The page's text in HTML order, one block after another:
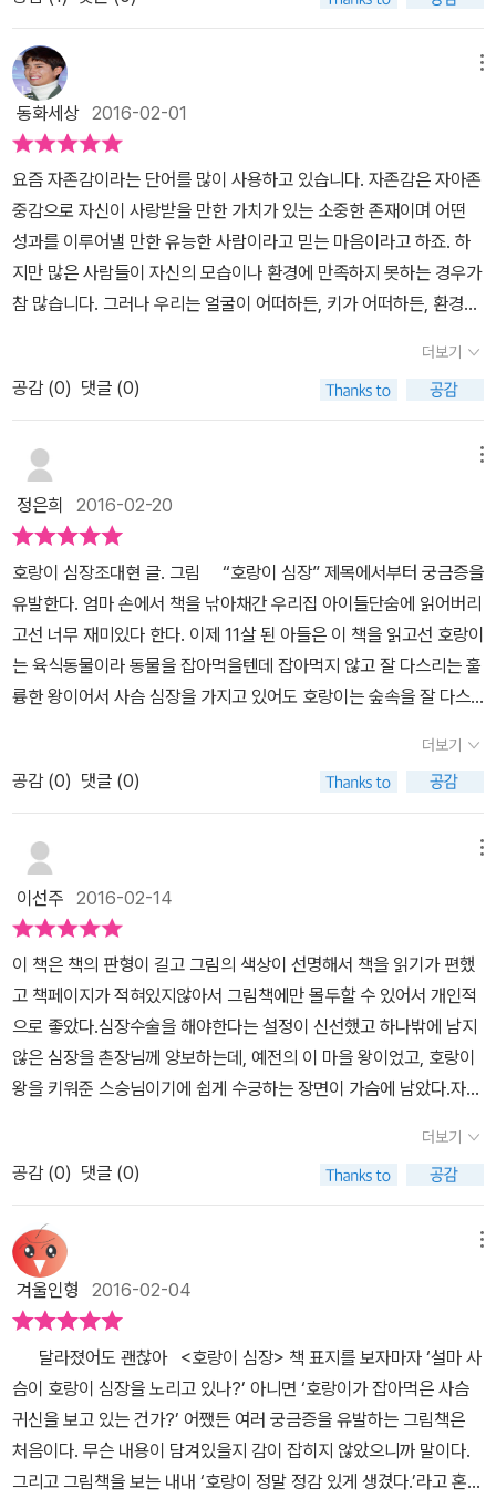
면 실의에 빠지고 심지어 살아갈 힘조차 잃는 경우가 있다. 하지만 달
라진 것은 없다. 오히려 보지 못했던 것들을 보고 있는 것은 아닐까.
호랑이도 예번에 미처 느끼지 못한 것을 알게 되고 보지 못했던 것들
을 보게 된다. 어떠한 모습을 하던 자신을 인정하고 받아들이는 것을
보면서 우리들도 진정한 나의 모습에 대해 생각해 보게 된다.
의 그의 모습을 인정하고 보아주는 것.그렇게 서로를 인정하고 지내
는 것..!!호랑이와 동물 친구들이 주는 교훈은 이랬다.​호랑이와 동물
친구들처럼 서로의 모습 그대로를 인정하고사이좋게 지낸다면 왕따,
은따, 따돌림과 같은 일들은 일어나지 않겠지?정말 이런 세상이 왔으
면 좋겠다. 아이들이 편하게 웃으며 모두 사이좋게 지내는 세상.그래
서 학교폭력이 사라지는 그런 세상. 이 동화책을 읽는 아이들에게호
랑이와 동물 친구들이 주는 따뜻한 마음이 충분히 전달되기를 바란
다.편견없는 예쁜 마음으로 친구들 모두와 사이좋게 지낼 수 있기
를...!!!​
물들이 보는 호랑이의 모습은 동물의 왕 그대로의 위엄함이었다. 위
험에 처한 동물들도 구해주고....부엉이 의사의 뚝심있는 한마디~~~
호랑이 심장이든 사슴 심장이든 상관없어요. 그렇게 우리를 지켜주시
면 되죠..우리는 늘 호랑이님을 왕으로 생각하고 있습니다.
동화세상2016-02-01
요즘 자존감이라는 단어를 많이 사용하고 있습니다. 자존감은 자아존
중감으로 자신이 사랑받을 만한 가치가 있는 소중한 존재이며 어떤
성과를 이루어낼 만한 유능한 사람이라고 믿는 마음이라고 하죠. 하
지만 많은 사람들이 자신의 모습이나 환경에 만족하지 못하는 경우가
참 많습니다. 그러나 우리는 얼굴이 어떠하든, 키가 어떠하든, 환경이
다. 이 광대한 우주에 단 하나뿐인 존재라는 사실 하나만으로도 충분
히 귀한 존재가 아닐까 싶네요. 여기 '어떤 모습이든, 무엇이 달라졌던
그래도 우리는 귀한 존재'라는 사실을 일깨워주는 아주 귀여운 그림
책 한 권이 있습니다. 바로 단비어린이에서 출간된 만화가 조대현 작
에 호랑이 왕이 있었어요. 동물들은 모두 숲 속을 지혜롭게 다스리는
호랑이를 존경했지요. 그러던 어느 날, 가슴이 조여드는 느낌을 받은
호랑이는 숲 속의 의사인 부엉이 박사를 찾아가게 되었습니다. 그런
데 뜻밖에도 호랑이 왕의 심장에 문제가 생겼다는 진단을 받게 됩니
다. 부엉이는 이대로 두면 죽을 수도 있기 때문에 빨리 다른 심장을 이
식해야 한다고 합니다. 하지만 이보다 더 큰 문제가 있어요. 지금 생명
을 이어 가기 위해선 사슴의 심장을 이식해야 하는 것이지요. 하지
만 숲 속의 왕인 호랑이는 사슴 심장을 달고 사는 것이 내키지 않았습
니다. 부엉이는 죽을 때까지 호랑이 왕님이 사슴 심장을 이식받은 사
사슴의 심장을 이식받기로 했어요. 부엉이에게 비밀을 지켜달라는 부
탁도 잊지 않았지요. 수술은 잘 되었고 이제 건강하게 살 수 있게 되었
지만 호랑이는 우울하기만 했어요. 그 때 토끼를 괴롭히는 멧돼지가
보였고 호랑이는 자기도 모르게 멧돼지에게 소리쳐 토끼를 구했습니
다. 늦은 밤, 집에 도착한 호랑이는 집 앞에 자기보다 몸집이 두 배
나 큰 곰을 보고 깜짝 놀랐어요. 하지만 알고보니 곰이 아닌 커다란 바
위였지요. 호랑이는 겁이 많아져서 앞으로 어떻게 살아가야 할지 걱
정이 되었습니다. 몇 날 며칠을 고민하던 호랑이는 사슴 심장을 달고
기하지요. 폭포로 간 호랑이가 다시 한 번 죽음을 결심했을 때 이 모습
을 보게 된 부엉이는 사슴 심장을 갖고 있지만 여전히 호랑이를 왕으
로 생각하고 있다고 했으며, 얼마 전 구해준 토끼 역시 늘 호랑이님을
왕으로 생각하고 있다 하네요. 호랑이 심장이든 사슴 심장이든 상관
없다고 말이죠. 다음 날 숲 속은 여느 날과 같았어요. 호랑이는 동물들
을 잘 지켜 주었고, 숲 속의 동물들은 변함없이 왕을 존경했지요. 호
랑이는 달라진 자신의 심장 때문에 움츠러 들었습니다. 사슴 심장이
갖게 된 뒤로 바위를 보고도 놀랐으니 그럴 만도 하겠지요. 하지만 사
슴의 심장을 갖게 되었다고 해서 호랑이 왕으로서의 지혜가 사라지는
것은 아닙니다. 간혹 아이들은 머리를 자르거나, 이가 빠져 자신의 모
습이 조금 달라지면 다음 날 친구를 만나는 것을 많이 걱정합니다. 달
라진 모습을 보고 친구들이 놀리거나 싫어하게 될까 걱정인거죠. 하
더보기
공감 (0) 댓글 (0)
정은희 2016-02-20
호랑이 심장조대현 글. 그림 “호랑이 심장” 제목에서부터 궁금증을
유발한다. 엄마 손에서 책을 낚아채간 우리집 아이들단숨에 읽어버리
고선 너무 재미있다 한다. 이제 11살 된 아들은 이 책을 읽고선 호랑이
는 육식동물이라 동물을 잡아먹을텐데 잡아먹지 않고 잘 다스리는 훌
륭한 왕이어서 사슴 심장을 가지고 있어도 호랑이는 숲속을 잘 다스
요”. 얘기해 주는데 아들은 이 책을 읽고 못 보던 다른 면을 느끼고 배
운 것에 기뻤다. 호랑이 심장은 숲속의 왕인 호랑이가 심장병이 생겨
심장 이식이 필요한 상황에서 사슴심장을 이식해야 하는 상황에서 호
랑이는 고민을 한다. 왕인 호랑이가 사슴 심장을 가지고 살아야 한다
는 현실에 자존감을 상해하지만 결국 사슴심장을 가지고 살아가야 하
는 길을 선택한다.사슴심장 이식 후 무서움이 늘어난 호랑이는 죽기
로 결심하는데 부엉이 박사와 토끼는 호랑이 왕으로서 보고 있었다.
호랑이가 사슴 심장을 가지고 있어도 숲속 동물들에게는 호랑이 왕으
로서 달라진 건 없는 것이다. 결국 호랑이는 사슴심장을 가지고 있지
만 좋은 왕으로서 동물들을 더 잘 보살폈다. 심장이식이라는 단어가
다소 생소할 수도 있는데 장기 이식이라는 것에 대해 아이들은 얼마
나 느끼고 있을까? 이해하기에 따라 선뜻 받아들이기 힘들 수도 있는
데, 호랑이가 사슴 심장을 이식해서 살아가는 것으로 이해하기 쉽게
받아들일 수 있게 되었다. 우리 아이들은 부엉이 박사가 의사인것도
한 왕으로서 온화한 표정, 심장병을 알고 고민하는 모습, 사슴심장 이
식 수술하면서도 자존감을 지키려고 걱정하는 모습, 토끼를 괴롭히는
멧돼지를 혼내주는 왕으로서의 모습, 사슴심장을 이식 후 겁이 많아
진 모습 등이 잘 묘사되어 있다. 사슴심장을 가진 호랑이에게 토끼는
'우리는 늘 호랑이님을 우리의 왕으로 생각하고 있어요. 호랑이 심장
이든 사슴심장이든 상관 없어요'.부엉이 역시 호랑이가 사슴 심장을
가지고 있어도 호랑이를 왕으로 생각한다는 말에 호랑이는 존경받는
왕으로서 숲속 동물들을 잘 다스릴 수 있었다. 그림책이지만 많은 것
을 생각하고 공감할 수 있는 책이다. ​몇 번을 읽어도 재밌는 그림책 우
더보기
공감 (0) 댓글 (0)
이선주 2016-02-14
이 책은 책의 판형이 길고 그림의 색상이 선명해서 책을 읽기가 편했
고 책페이지가 적혀있지않아서 그림책에만 몰두할 수 있어서 개인적
으로 좋았다.심장수술을 해야한다는 설정이 신선했고 하나밖에 남지
않은 심장을 촌장님께 양보하는데, 예전의 이 마을 왕이었고, 호랑이
왕을 키워준 스승님이기에 쉽게 수긍하는 장면이 가슴에 남았다.자존
보다 죽음이 더 두려웠기 때문이라고 하는 호랑이의 뒷모습이 외로워
보였다.호랑이왕은 수술을 받은 뒤 사슴심장을 달고 있다는 이유로
겁이 생겨 부끄럽게 사느니 죽는게 낫다고 생각하고 폭포에 올랐으나
멧돼지로 부터 구해준 토끼가 심장에 상관없이 호랑이왕이 언제나 왕
이라고 말하는 부분이 가장 기억에 남았다.현재 우리사회는 권력남용
이나 갑의 횡포가 만연한데 약자의 입장에 서서 그들을 보호해주는
진정한 갑들이 많아졌으면 좋겠다.함께 이 책을 읽은 큰아이는 부끄
러움보다 죽음이 두렵다는 문장이 기억에 남는다고 하고, 둘째아이는
호랑이가 토끼를 구해주는 장면이 재미있었다고 한다.호랑이 심장이
든 토끼심장이든 우리 인간의 내면은 형식적인 중요성보다는 현재의
자기 모습과 역할에 충실해야함을일깨워준 가슴 따뜻한 책이었다.
더보기
공감 (0) 댓글 (0)
겨울인형 2016-02-04
달라졌어도 괜찮아 <호랑이 심장> 책 표지를 보자마자 ‘설마 사
슴이 호랑이 심장을 노리고 있나?’ 아니면 ‘호랑이가 잡아먹은 사슴
귀신을 보고 있는 건가?’ 어쨌든 여러 궁금증을 유발하는 그림책은
처음이다. 무슨 내용이 담겨있을지 감이 잡히지 않았으니까 말이다.
그리고 그림책을 보는 내내 ‘호랑이 정말 정감 있게 생겼다.’라고 혼잣